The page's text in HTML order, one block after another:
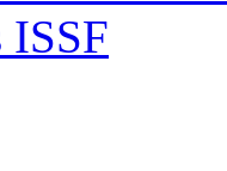
ISSF